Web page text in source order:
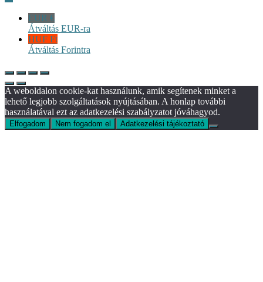
EUR €
Átváltás EUR-ra
HUF Ft
Átváltás Forintra
A weboldalon cookie-kat használunk, amik segítenek minket a
lehető legjobb szolgáltatások nyújtásában. A honlap további
használatával ezt az adatkezelési szabályzatot jóváhagyod.
Elfogadom Nem fogadom el Adatkezelési tájékoztató